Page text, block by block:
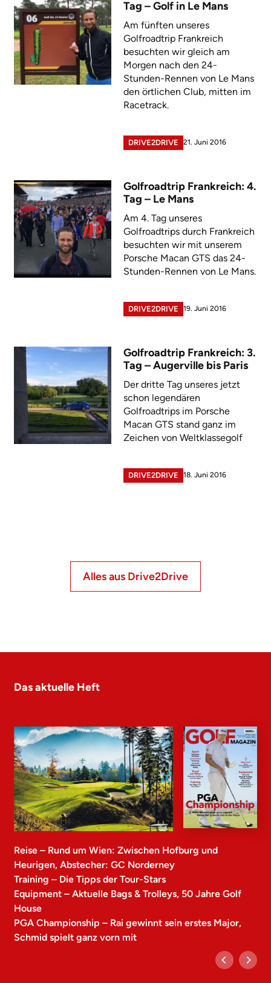
Tag – Golf in Le Mans
Am fünften unseres
Golfroadtrip Frankreich
besuchten wir gleich am
Morgen nach den 24-
Stunden-Rennen von Le Mans
den örtlichen Club, mitten im
Racetrack.
DRIVE2DRIVE 21. Juni 2016
Golfroadtrip Frankreich: 4.
Tag – Le Mans
Am 4. Tag unseres
Golfroadtrips durch Frankreich
besuchten wir mit unserem
Porsche Macan GTS das 24-
Stunden-Rennen von Le Mans.
DRIVE2DRIVE 19. Juni 2016
Golfroadtrip Frankreich: 3.
Tag – Augerville bis Paris
Der dritte Tag unseres jetzt
schon legendären
Golfroadtrips im Porsche
Macan GTS stand ganz im
Zeichen von Weltklassegolf
DRIVE2DRIVE 18. Juni 2016
Alles aus Drive2Drive
Das aktuelle Heft
Reise – Rund um Wien: Zwischen Hofburg und
Heurigen, Abstecher: GC Norderney
Training – Die Tipps der Tour-Stars
Equipment – Aktuelle Bags & Trolleys, 50 Jahre Golf
House
PGA Championship – Rai gewinnt sein erstes Major,
Schmid spielt ganz vorn mit